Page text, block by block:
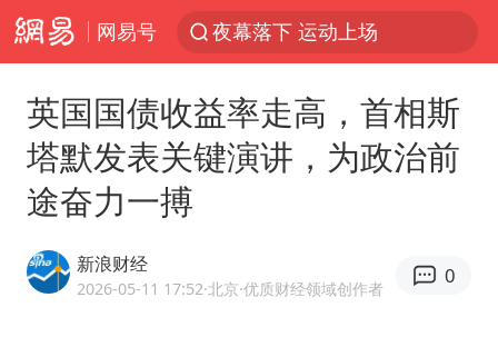
网易号
夜幕落下 运动上场
泸溪河：桃酥吃出金属牙冠视频不实
27岁女子组织卖淫集团被悬赏通缉
改名后的“青海拉面”店
英国国债收益率走高，首相斯
塔默发表关键演讲，为政治前
途奋力一搏
新浪财经
2026-05-11 17:52·北京·优质财经领域创作者
0